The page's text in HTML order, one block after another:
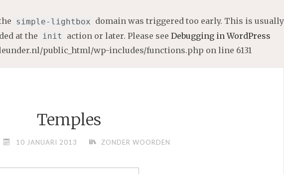
simple-lightbox domain was triggered too early. This is usually
at the init action or later. Please see Debugging in WordPress
public_html/wp-includes/functions.php on line 6131
Temples
10 JANUARI 2013 ZONDER WOORDEN